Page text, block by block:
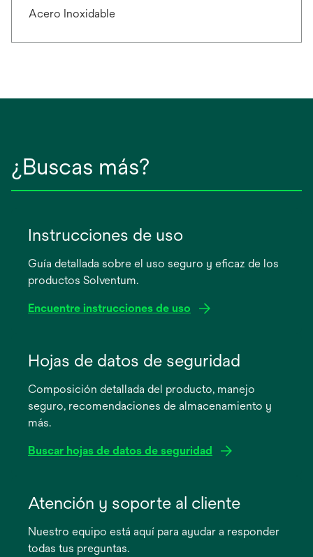
Acero Inoxidable
¿Buscas más?
Instrucciones de uso
Guía detallada sobre el uso seguro y eficaz de los
productos Solventum.
Encuentre instrucciones de uso
abre
pestaña
nueva
Hojas de datos de seguridad
Composición detallada del producto, manejo
seguro, recomendaciones de almacenamiento y
más.
Buscar hojas de datos de seguridad
abre
pestaña
Atención y soporte al cliente
Nuestro equipo está aquí para ayudar a responder
todas tus preguntas.